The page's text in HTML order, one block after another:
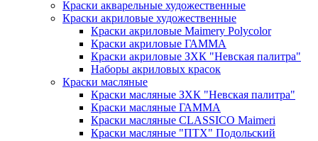
Краски акварельные художественные
Краски акриловые художественные
Краски акриловые Maimery Polycolor
Краски акриловые ГАММА
Краски акриловые ЗХК "Невская палитра"
Наборы акриловых красок
Краски масляные
Краски масляные ЗХК "Невская палитра"
Краски масляные ГАММА
Краски масляные CLASSICO Maimeri
Краски масляные "ПТХ" Подольский